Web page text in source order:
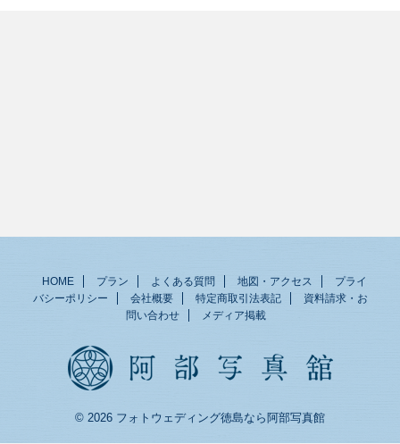
HOME プラン よくある質問 地図・アクセス
プライ
バシーポリシー
会社概要 特定商取引法表記
資料請求・お
問い合わせ
メディア掲載
© 2026 フォトウェディング徳島なら阿部写真館